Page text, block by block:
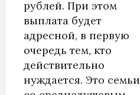
рублей. При этом
выплата будет
адресной, в первую
очередь тем, кто
действительно
нуждается. Это семьи